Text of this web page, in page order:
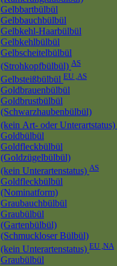
Gelbbartbülbül
Gelbbauchbülbül
Gelbkehl-Haarbülbül
Gelbkehlbülbül
Gelbscheitelbülbül
(Strohkopfbülbül) AS
Gelbsteißbülbül EU ,AS
Goldbrauenbülbül
Goldbrustbülbül
(Schwarzhaubenbülbül)
(kein Art- oder Unterartstatus)
Goldbülbül
Goldfleckbülbül
(Goldzügelbülbül)
(kein Unterartenstatus) AS
Goldfleckbülbül
(Nominatform)
Graubauchbülbül
Graubülbül
(Gartenbülbül)
(Schmuckloser Bülbül)
(kein Unterartenstatus) EU ,NA
Graubülbül